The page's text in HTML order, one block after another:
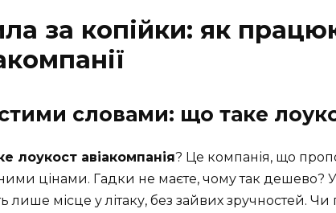
за копійки: як
словами: що таке
лоукост авіакомпанія? Це компанія, що
цінами. Гадки не маєте, чому так дешево?
лише місце у літаку, без зайвих зручностей. Чи